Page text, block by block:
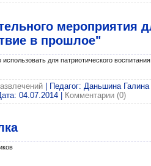
мероприятия
в прошлое"
для патриотического
| Педагог: Даньшина
04.07.2014 Комментарии (0)